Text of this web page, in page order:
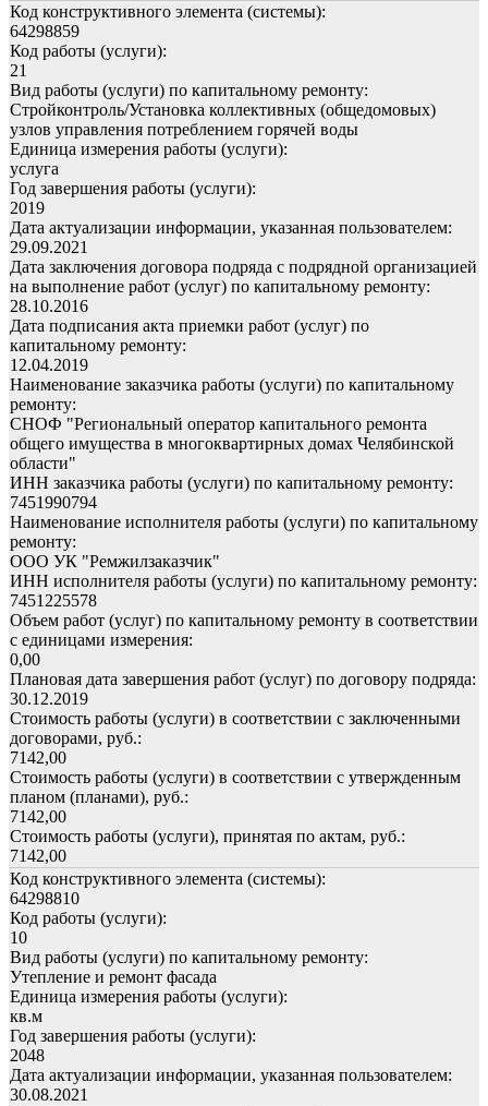
Код конструктивного элемента (системы):
64298859
Код работы (услуги):
21
Вид работы (услуги) по капитальному ремонту:
Стройконтроль/Установка коллективных (общедомовых)
узлов управления потреблением горячей воды
Единица измерения работы (услуги):
услуга
Год завершения работы (услуги):
2019
Дата актуализации информации, указанная пользователем:
29.09.2021
Дата заключения договора подряда с подрядной организацией
на выполнение работ (услуг) по капитальному ремонту:
28.10.2016
Дата подписания акта приемки работ (услуг) по
капитальному ремонту:
12.04.2019
Наименование заказчика работы (услуги) по капитальному
ремонту:
СНОФ "Региональный оператор капитального ремонта
общего имущества в многоквартирных домах Челябинской
области"
ИНН заказчика работы (услуги) по капитальному ремонту:
7451990794
Наименование исполнителя работы (услуги) по капитальному
ремонту:
ООО УК "Ремжилзаказчик"
ИНН исполнителя работы (услуги) по капитальному ремонту:
7451225578
Объем работ (услуг) по капитальному ремонту в соответствии
с единицами измерения:
0,00
Плановая дата завершения работ (услуг) по договору подряда:
30.12.2019
Стоимость работы (услуги) в соответствии с заключенными
договорами, руб.:
7142,00
Стоимость работы (услуги) в соответствии с утвержденным
планом (планами), руб.:
7142,00
Стоимость работы (услуги), принятая по актам, руб.:
7142,00
Код конструктивного элемента (системы):
64298810
Код работы (услуги):
10
Вид работы (услуги) по капитальному ремонту:
Утепление и ремонт фасада
Единица измерения работы (услуги):
кв.м
Год завершения работы (услуги):
2048
Дата актуализации информации, указанная пользователем:
30.08.2021